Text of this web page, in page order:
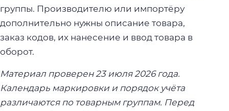
группы. Производителю или импортёру
дополнительно нужны описание товара,
заказ кодов, их нанесение и ввод товара в
оборот.
Материал проверен 23 июля 2026 года.
Календарь маркировки и порядок учёта
различаются по товарным группам. Перед